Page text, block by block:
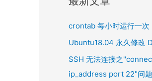
crontab 每小时运行一次
Ubuntu18.04 永久修改
SSH 无法连接之
ip_address port 22"问